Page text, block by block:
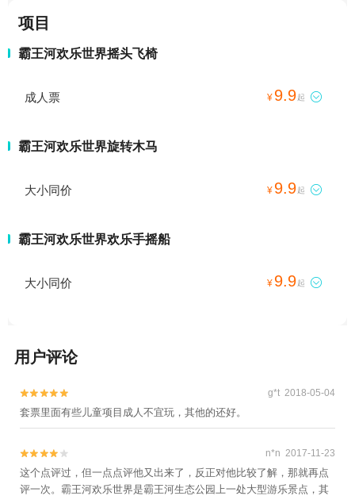
项目
霸王河欢乐世界摇头飞椅
成人票 ¥ 9.9起 
霸王河欢乐世界旋转木马
大小同价 ¥ 9.9起 
霸王河欢乐世界欢乐手摇船
大小同价 ¥ 9.9起 
用户评论

 g*t 2018-05-04
套票里面有些儿童项目成人不宜玩，其他的还好。

 n*n 2017-11-23
这个点评过，但一点点评他又出来了，反正对他比较了解，那就再点
评一次。霸王河欢乐世界是霸王河生态公园上一处大型游乐景点，其